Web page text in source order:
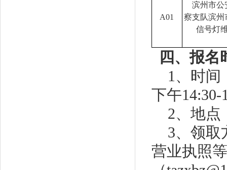
A01
滨州市公
察支队滨州
信号灯
四、报名
1、时间
下午
2、地点
3、 领取
营业执照